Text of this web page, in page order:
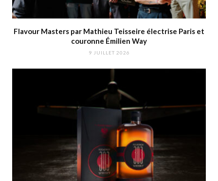
Flavour Masters par Mathieu Teisseire électrise Paris et
couronne Émilien Way
9 JUILLET 2026